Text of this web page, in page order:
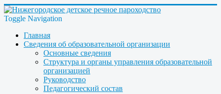
Toggle Navigation
Главная
Сведения об образовательной организации
Основные сведения
Структура и органы управления образовательной
организацией
Руководство
Педагогический состав